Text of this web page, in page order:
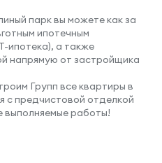
парк вы можете как за
ипотечным
ипотека), а также
напрямую от застройщика
Групп все квартиры в
предчистовой отделкой
выполняемые работы!